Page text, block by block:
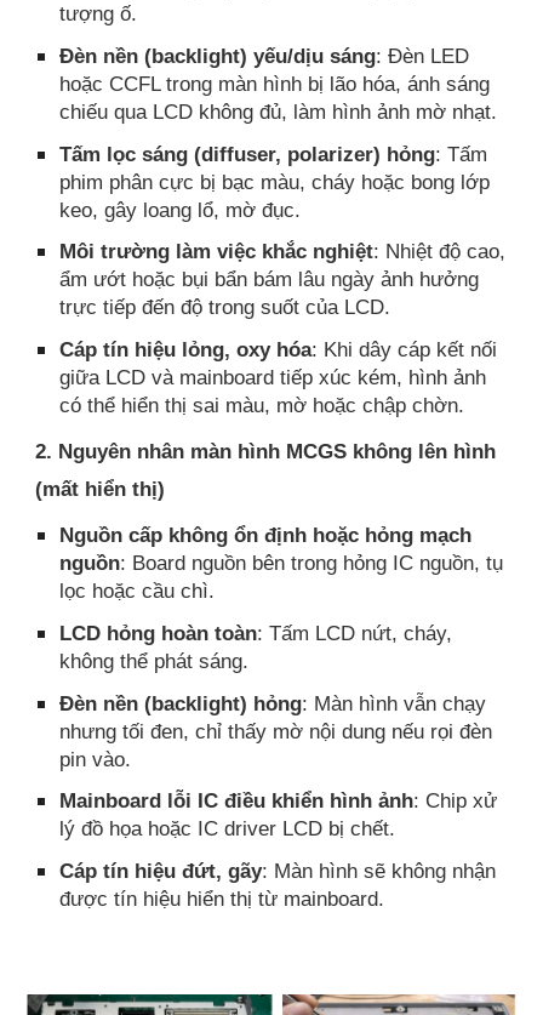
tượng ố.
Đèn nền (backlight) yếu/dịu sáng: Đèn LED
hoặc CCFL trong màn hình bị lão hóa, ánh sáng
chiếu qua LCD không đủ, làm hình ảnh mờ nhạt.
Tấm lọc sáng (diffuser, polarizer) hỏng: Tấm
phim phân cực bị bạc màu, cháy hoặc bong lớp
keo, gây loang lổ, mờ đục.
Môi trường làm việc khắc nghiệt: Nhiệt độ cao,
ẩm ướt hoặc bụi bẩn bám lâu ngày ảnh hưởng
trực tiếp đến độ trong suốt của LCD.
Cáp tín hiệu lỏng, oxy hóa: Khi dây cáp kết nối
giữa LCD và mainboard tiếp xúc kém, hình ảnh
có thể hiển thị sai màu, mờ hoặc chập chờn.
2. Nguyên nhân màn hình MCGS không lên hình
(mất hiển thị)
Nguồn cấp không ổn định hoặc hỏng mạch
nguồn: Board nguồn bên trong hỏng IC nguồn, tụ
lọc hoặc cầu chì.
LCD hỏng hoàn toàn: Tấm LCD nứt, cháy,
không thể phát sáng.
Đèn nền (backlight) hỏng: Màn hình vẫn chạy
nhưng tối đen, chỉ thấy mờ nội dung nếu rọi đèn
pin vào.
Mainboard lỗi IC điều khiển hình ảnh: Chip xử
lý đồ họa hoặc IC driver LCD bị chết.
Cáp tín hiệu đứt, gãy: Màn hình sẽ không nhận
được tín hiệu hiển thị từ mainboard.